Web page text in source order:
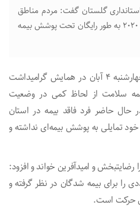
گلستان گفت: مردم مناطق
کم‌برخوردار گلستان در قالب طرح ۲۰۲۰ به طور رایگان تحت پوشش بیمه
فرهاد سمیعی پیش از ظهر امروز چهارشنبه ۴ آبان در همایش گرامیداشت
سلامت از لحاظ کمی در وضعیت
حال حاضر فرد فاقد بیمه در استان
تمایلی به پوشش بیمه‌ای نداشته و
و امیدآفرین خواند و افزود:
را برای بیمه شدگان در نظر گرفته و
حرکت است.